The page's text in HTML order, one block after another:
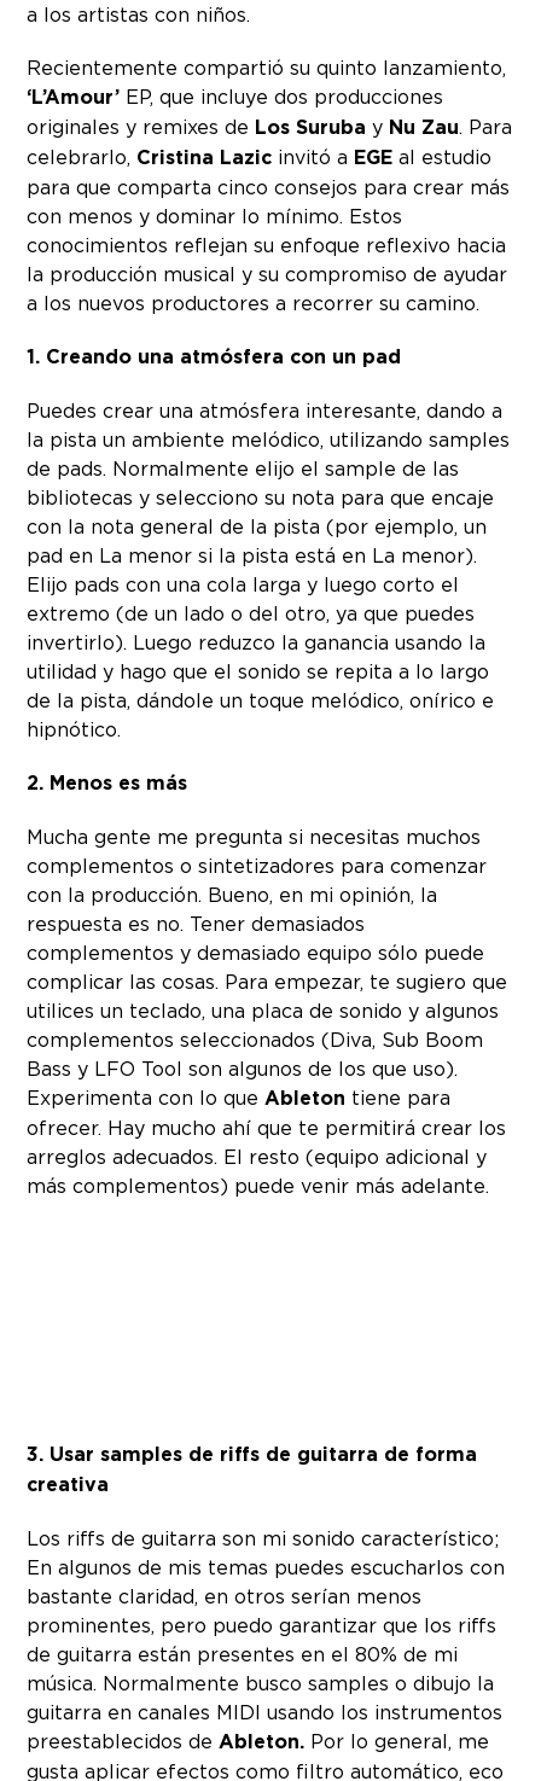
a los artistas con niños.
Recientemente compartió su quinto lanzamiento,
‘L’Amour’ EP, que incluye dos producciones
originales y remixes de Los Suruba y Nu Zau. Para
celebrarlo, Cristina Lazic invitó a EGE al estudio
para que comparta cinco consejos para crear más
con menos y dominar lo mínimo. Estos
conocimientos reflejan su enfoque reflexivo hacia
la producción musical y su compromiso de ayudar
a los nuevos productores a recorrer su camino.
1. Creando una atmósfera con un pad
Puedes crear una atmósfera interesante, dando a
la pista un ambiente melódico, utilizando samples
de pads. Normalmente elijo el sample de las
bibliotecas y selecciono su nota para que encaje
con la nota general de la pista (por ejemplo, un
pad en La menor si la pista está en La menor).
Elijo pads con una cola larga y luego corto el
extremo (de un lado o del otro, ya que puedes
invertirlo). Luego reduzco la ganancia usando la
utilidad y hago que el sonido se repita a lo largo
de la pista, dándole un toque melódico, onírico e
hipnótico.
2. Menos es más
Mucha gente me pregunta si necesitas muchos
complementos o sintetizadores para comenzar
con la producción. Bueno, en mi opinión, la
respuesta es no. Tener demasiados
complementos y demasiado equipo sólo puede
complicar las cosas. Para empezar, te sugiero que
utilices un teclado, una placa de sonido y algunos
complementos seleccionados (Diva, Sub Boom
Bass y LFO Tool son algunos de los que uso).
Experimenta con lo que Ableton tiene para
ofrecer. Hay mucho ahí que te permitirá crear los
arreglos adecuados. El resto (equipo adicional y
más complementos) puede venir más adelante.
3. Usar samples de riffs de guitarra de forma
creativa
Los riffs de guitarra son mi sonido característico;
En algunos de mis temas puedes escucharlos con
bastante claridad, en otros serían menos
prominentes, pero puedo garantizar que los riffs
de guitarra están presentes en el 80% de mi
música. Normalmente busco samples o dibujo la
guitarra en canales MIDI usando los instrumentos
preestablecidos de Ableton. Por lo general, me
gusta aplicar efectos como filtro automático, eco